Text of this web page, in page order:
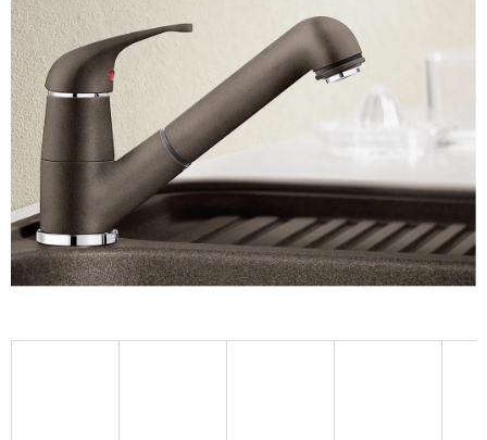
hviezdičiek.